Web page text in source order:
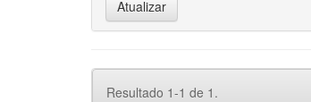
Resultado 1-1 de 1.